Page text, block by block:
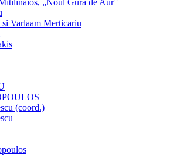
Varlaam Merticariu
(coord.)